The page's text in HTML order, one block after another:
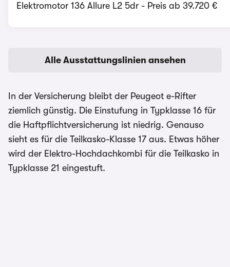
Elektromotor 136 Allure L2 5dr - Preis ab 39.720 €
Alle Ausstattungslinien ansehen
In der Versicherung bleibt der Peugeot e-Rifter
ziemlich günstig. Die Einstufung in Typklasse 16 für
die Haftpflichtversicherung ist niedrig. Genauso
sieht es für die Teilkasko-Klasse 17 aus. Etwas höher
wird der Elektro-Hochdachkombi für die Teilkasko in
Typklasse 21 eingestuft.